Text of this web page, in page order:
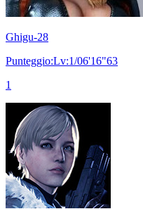
Ghigu-28
Punteggio:Lv:1/06'16"63
1